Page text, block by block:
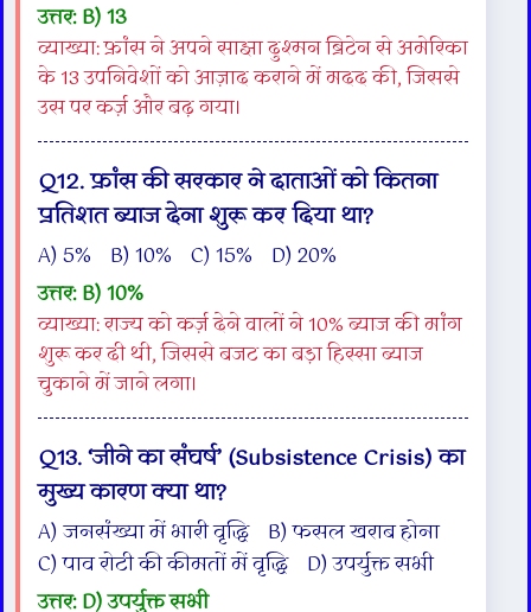
उत्तर: B) 13
व्याख्या: फ्रांस ने अपने साझा दुश्मन ब्रिटेन से अमेरिका
के 13 उपनिवेशों को आज़ाद कराने में मदद की, जिससे
उस पर कर्ज़ और बढ़ गया।
Q12. फ्रांस की सरकार ने दाताओं को कितना
प्रतिशत ब्याज देना शुरू कर दिया था?
A) 5% B) 10% C) 15% D) 20%
उत्तर: B) 10%
व्याख्या: राज्य को कर्ज़ देने वालों ने 10% ब्याज की मांग
शुरू कर दी थी, जिससे बजट का बड़ा हिस्सा ब्याज
चुकाने में जाने लगा।
Q13. ‘जीने का संघर्ष’ (Subsistence Crisis) का
मुख्य कारण क्या था?
A) जनसंख्या में भारी वृद्धि B) फसल खराब होना
C) पाव रोटी की कीमतों में वृद्धि D) उपर्युक्त सभी
उत्तर: D) उपर्युक्त सभी